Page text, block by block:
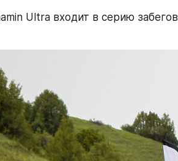
Ultra входит в серию забегов